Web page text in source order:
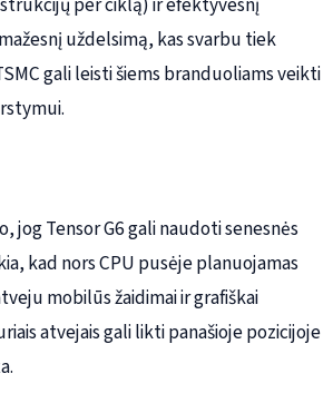
uždelsimą, kas svarbu tiek
gali leisti šiems branduoliams veikti
Tensor G6 gali naudoti senesnės
kad nors CPU pusėje planuojamas
mobilūs žaidimai ir grafiškai
atvejais gali likti panašioje pozicijoje